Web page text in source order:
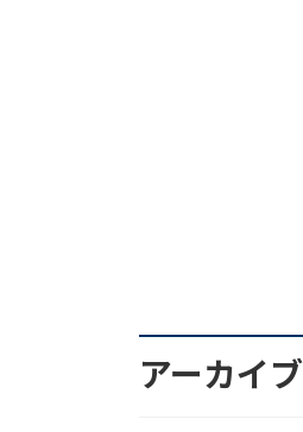
アーカイブ